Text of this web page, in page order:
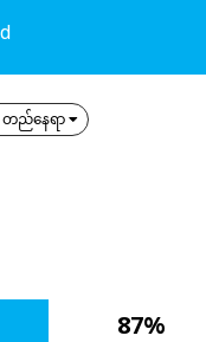
တည်နေရာ
87%